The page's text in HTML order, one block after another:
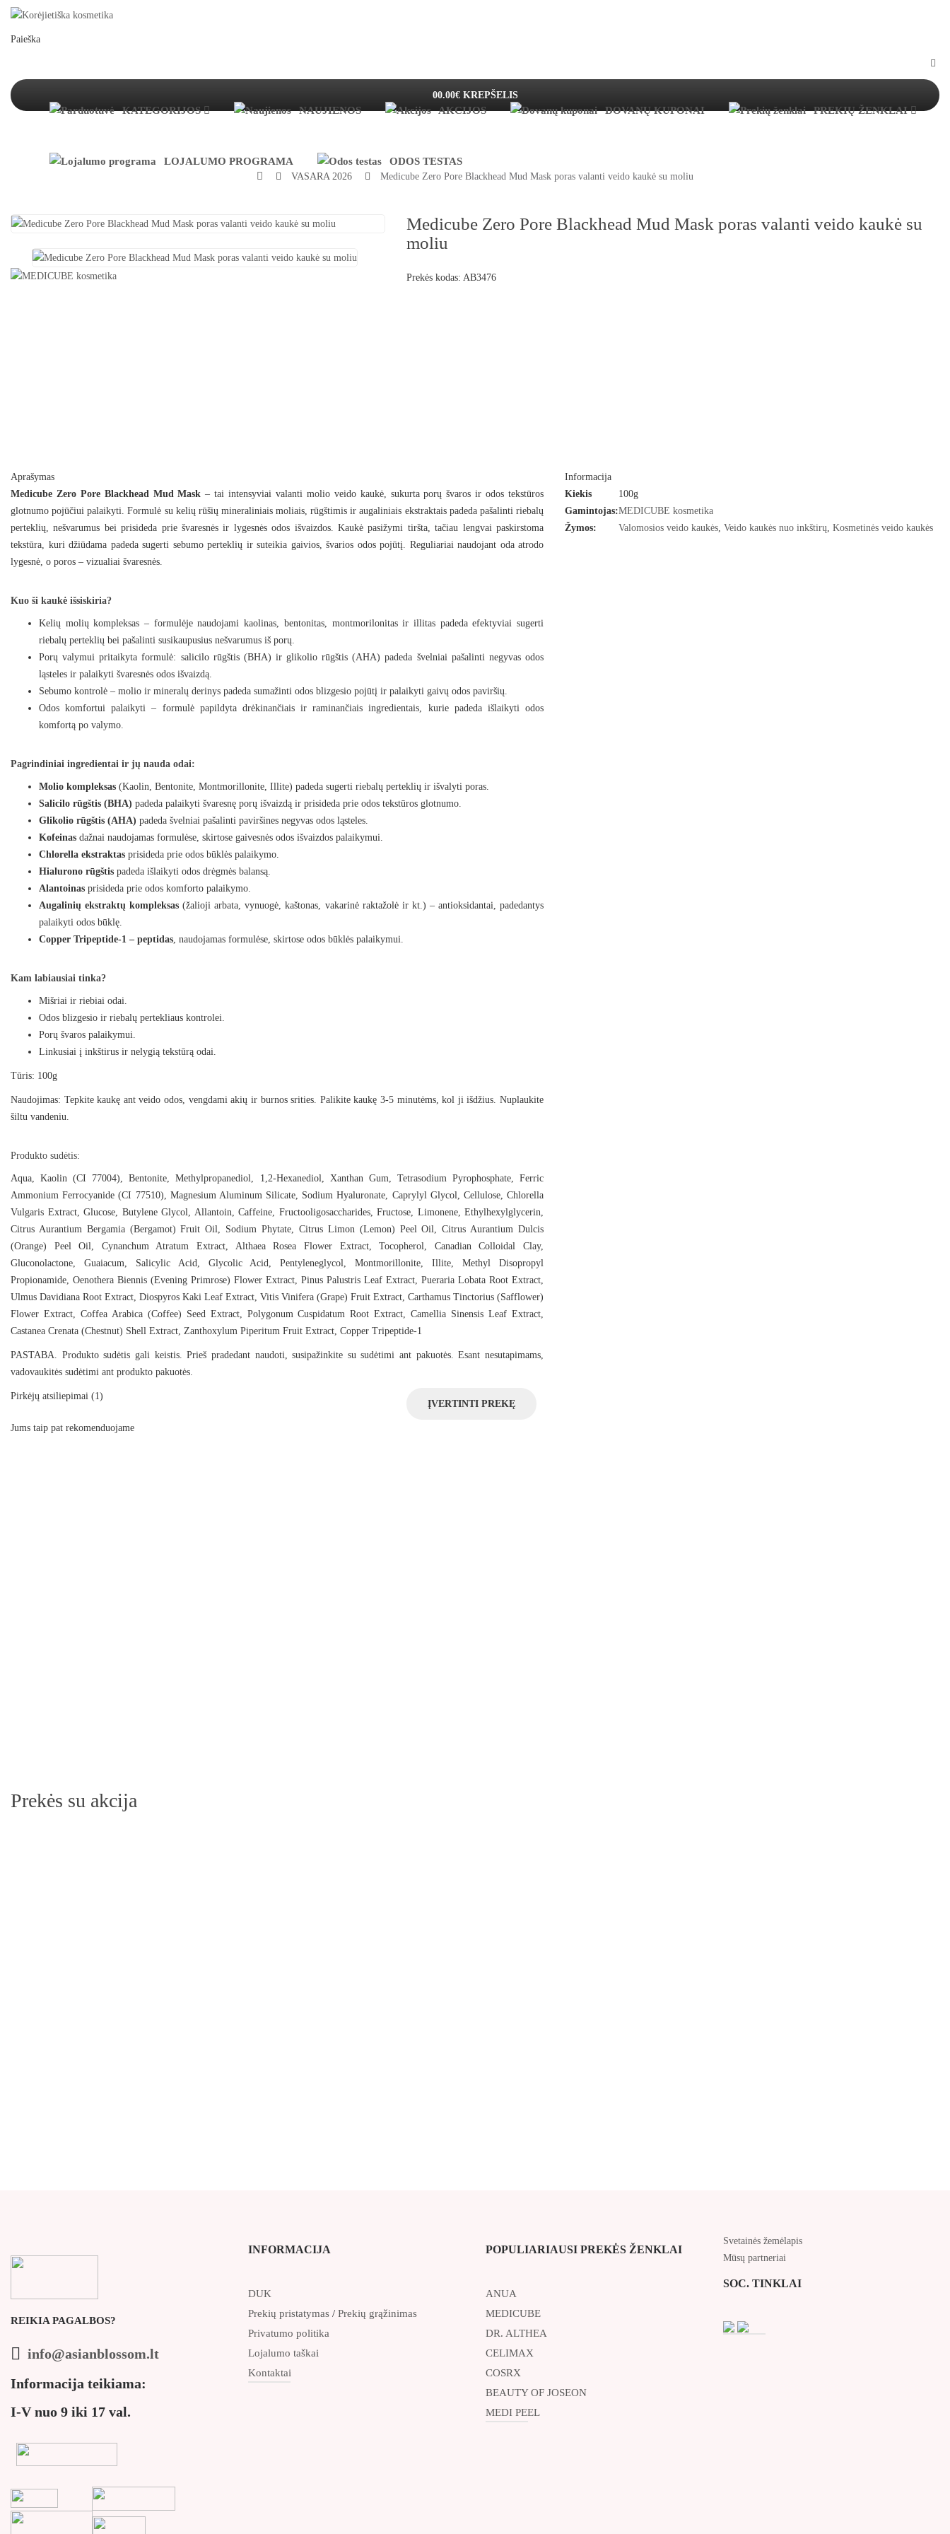
Paieška
00.00€ KREPŠELIS
KATEGORIJOS NAUJIENOS AKCIJOS DOVANŲ KUPONAI PREKIŲ ŽENKLAI
LOJALUMO PROGRAMA ODOS TESTAS
VASARA 2026 Medicube Zero Pore Blackhead Mud Mask poras valanti veido kaukė su moliu
Medicube Zero Pore Blackhead Mud Mask poras valanti veido kaukė su
moliu
Prekės kodas: AB3476
00
Užsisakykite iki
12 val.
Mėginukas kiekvienoje siuntoje (VIP 3x)
Aprašymas
Medicube Zero Pore Blackhead Mud Mask – tai intensyviai valanti molio veido kaukė, sukurta porų švaros ir odos tekstūros
glotnumo pojūčiui palaikyti. Formulė su kelių rūšių mineraliniais moliais, rūgštimis ir augaliniais ekstraktais padeda pašalinti riebalų
perteklių, nešvarumus bei prisideda prie švaresnės ir lygesnės odos išvaizdos. Kaukė pasižymi tiršta, tačiau lengvai paskirstoma
tekstūra, kuri džiūdama padeda sugerti sebumo perteklių ir suteikia gaivios, švarios odos pojūtį. Reguliariai naudojant oda atrodo
lygesnė, o poros – vizualiai švaresnės.
Kuo ši kaukė išsiskiria?
Kelių molių kompleksas – formulėje naudojami kaolinas, bentonitas, montmorilonitas ir illitas padeda efektyviai sugerti
riebalų perteklių bei pašalinti susikaupusius nešvarumus iš porų.
Porų valymui pritaikyta formulė: salicilo rūgštis (BHA) ir glikolio rūgštis (AHA) padeda švelniai pašalinti negyvas odos
ląsteles ir palaikyti švaresnės odos išvaizdą.
Sebumo kontrolė – molio ir mineralų derinys padeda sumažinti odos blizgesio pojūtį ir palaikyti gaivų odos paviršių.
Odos komfortui palaikyti – formulė papildyta drėkinančiais ir raminančiais ingredientais, kurie padeda išlaikyti odos
komfortą po valymo.
Pagrindiniai ingredientai ir jų nauda odai:
Molio kompleksas (Kaolin, Bentonite, Montmorillonite, Illite) padeda sugerti riebalų perteklių ir išvalyti poras.
Salicilo rūgštis (BHA) padeda palaikyti švaresnę porų išvaizdą ir prisideda prie odos tekstūros glotnumo.
Glikolio rūgštis (AHA) padeda švelniai pašalinti paviršines negyvas odos ląsteles.
Kofeinas dažnai naudojamas formulėse, skirtose gaivesnės odos išvaizdos palaikymui.
Chlorella ekstraktas prisideda prie odos būklės palaikymo.
Hialurono rūgštis padeda išlaikyti odos drėgmės balansą.
Alantoinas prisideda prie odos komforto palaikymo.
Augalinių ekstraktų kompleksas (žalioji arbata, vynuogė, kaštonas, vakarinė raktažolė ir kt.) – antioksidantai, padedantys
palaikyti odos būklę.
Copper Tripeptide-1 – peptidas, naudojamas formulėse, skirtose odos būklės palaikymui.
Kam labiausiai tinka?
Mišriai ir riebiai odai.
Odos blizgesio ir riebalų pertekliaus kontrolei.
Porų švaros palaikymui.
Linkusiai į inkštirus ir nelygią tekstūrą odai.
Tūris: 100g
Naudojimas: Tepkite kaukę ant veido odos, vengdami akių ir burnos srities. Palikite kaukę 3-5 minutėms, kol ji išdžius. Nuplaukite
šiltu vandeniu.
Produkto sudėtis:
Aqua, Kaolin (CI 77004), Bentonite, Methylpropanediol, 1,2-Hexanediol, Xanthan Gum, Tetrasodium Pyrophosphate, Ferric
Ammonium Ferrocyanide (CI 77510), Magnesium Aluminum Silicate, Sodium Hyaluronate, Caprylyl Glycol, Cellulose, Chlorella
Vulgaris Extract, Glucose, Butylene Glycol, Allantoin, Caffeine, Fructooligosaccharides, Fructose, Limonene, Ethylhexylglycerin,
Citrus Aurantium Bergamia (Bergamot) Fruit Oil, Sodium Phytate, Citrus Limon (Lemon) Peel Oil, Citrus Aurantium Dulcis
(Orange) Peel Oil, Cynanchum Atratum Extract, Althaea Rosea Flower Extract, Tocopherol, Canadian Colloidal Clay,
Gluconolactone, Guaiacum, Salicylic Acid, Glycolic Acid, Pentyleneglycol, Montmorillonite, Illite, Methyl Disopropyl
Propionamide, Oenothera Biennis (Evening Primrose) Flower Extract, Pinus Palustris Leaf Extract, Pueraria Lobata Root Extract,
Ulmus Davidiana Root Extract, Diospyros Kaki Leaf Extract, Vitis Vinifera (Grape) Fruit Extract, Carthamus Tinctorius (Safflower)
Flower Extract, Coffea Arabica (Coffee) Seed Extract, Polygonum Cuspidatum Root Extract, Camellia Sinensis Leaf Extract,
Castanea Crenata (Chestnut) Shell Extract, Zanthoxylum Piperitum Fruit Extract, Copper Tripeptide-1
PASTABA. Produkto sudėtis gali keistis. Prieš pradedant naudoti, susipažinkite su sudėtimi ant pakuotės. Esant nesutapimams,
vadovaukitės sudėtimi ant produkto pakuotės.
Informacija
Kiekis
100g
Gamintojas:MEDICUBE kosmetika
Žymos:
Valomosios veido kaukės, Veido kaukės nuo inkštirų, Kosmetinės veido kaukės
Pirkėjų atsiliepimai (1)
ĮVERTINTI PREKĘ
Jums taip pat rekomenduojame
Prekės su akcija
REIKIA PAGALBOS?
info@asianblossom.lt
Informacija teikiama:
I-V nuo 9 iki 17 val.
INFORMACIJA
DUK
Prekių pristatymas / Prekių grąžinimas
Privatumo politika
Lojalumo taškai
Kontaktai
POPULIARIAUSI PREKĖS ŽENKLAI
ANUA
MEDICUBE
DR. ALTHEA
CELIMAX
COSRX
BEAUTY OF JOSEON
MEDI PEEL
Svetainės žemėlapis
Mūsų partneriai
SOC. TINKLAI